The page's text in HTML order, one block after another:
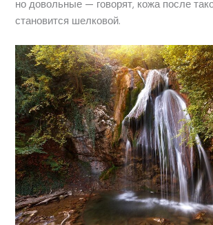
но довольные — говорят, кожа после
становится шелковой.